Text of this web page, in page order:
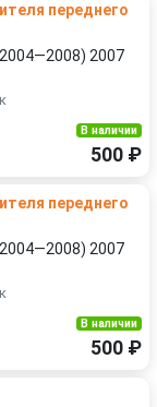
переднего
2007
В наличии
500 ₽
переднего
2007
В наличии
500 ₽